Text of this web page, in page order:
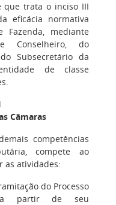
trata o inciso III
eficácia normativa
Fazenda, mediante
Conselheiro, do
Subsecretário da
de classe
Câmaras
competências
compete ao
as atividades:
do Processo
a partir de seu